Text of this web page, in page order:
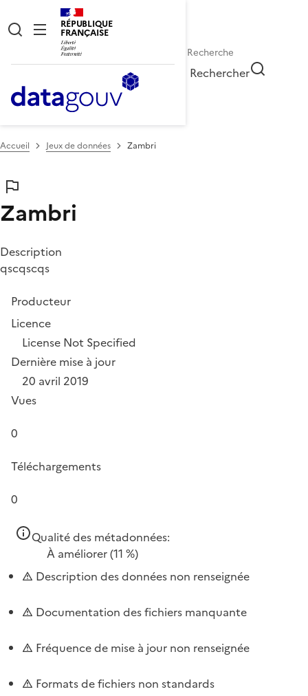
RÉPUBLIQUE
FRANÇAISE
Rechercher
Accueil Jeux de données Zambri
Zambri
Description
qscqscqs
Producteur
Licence
License Not Specified
Dernière mise à jour
20 avril 2019
Vues
0
Téléchargements
0
Qualité des métadonnées:
À améliorer(11 %)
Description des données non renseignée
Documentation des fichiers manquante
Fréquence de mise à jour non renseignée
Formats de fichiers non standards